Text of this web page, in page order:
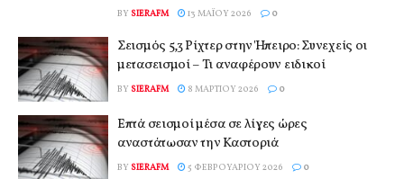
BY SIERAFM 13 ΜΑΪ́ΟΥ 2026 0
Σεισμός 5,3 Ρίχτερ στην Ήπειρο: Συνεχείς οι
μετασεισμοί – Τι αναφέρουν ειδικοί
BY SIERAFM 8 ΜΑΡΤΊΟΥ 2026 0
Επτά σεισμοί μέσα σε λίγες ώρες
αναστάτωσαν την Καστοριά
BY SIERAFM 5 ΦΕΒΡΟΥΑΡΊΟΥ 2026 0